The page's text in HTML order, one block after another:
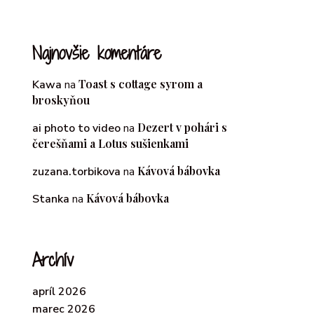
Najnovšie komentáre
Kawa na Toast s cottage syrom a
broskyňou
ai photo to videona Dezert v pohári s
čerešňami a Lotus sušienkami
zuzana.torbikova na Kávová bábovka
Stanka na Kávová bábovka
Archív
apríl 2026
marec 2026